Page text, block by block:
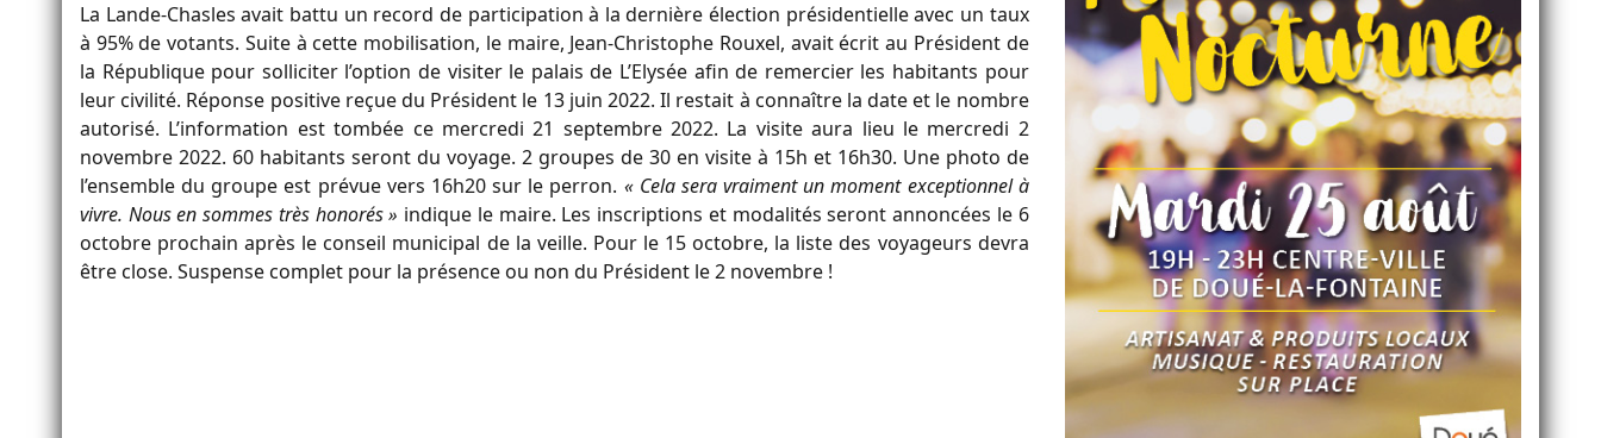
La Lande-Chasles avait battu un record de participation à la dernière élection présidentielle avec un taux
à 95% de votants. Suite à cette mobilisation, le maire, Jean-Christophe Rouxel, avait écrit au Président de
la République pour solliciter l’option de visiter le palais de L’Elysée afin de remercier les habitants pour
leur civilité. Réponse positive reçue du Président le 13 juin 2022. Il restait à connaître la date et le nombre
autorisé. L’information est tombée ce mercredi 21 septembre 2022. La visite aura lieu le mercredi 2
novembre 2022. 60 habitants seront du voyage. 2 groupes de 30 en visite à 15h et 16h30. Une photo de
l’ensemble du groupe est prévue vers 16h20 sur le perron. « Cela sera vraiment un moment exceptionnel à
vivre. Nous en sommes très honorés » indique le maire. Les inscriptions et modalités seront annoncées le 6
octobre prochain après le conseil municipal de la veille. Pour le 15 octobre, la liste des voyageurs devra
être close. Suspense complet pour la présence ou non du Président le 2 novembre !